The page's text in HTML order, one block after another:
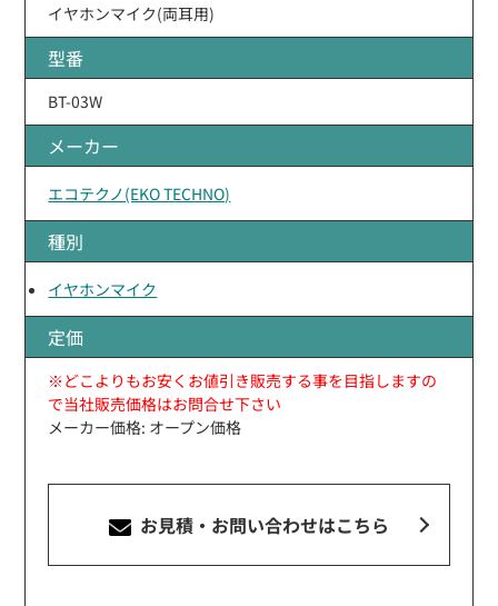
イヤホンマイク(両耳用)
型番
BT-03W
メーカー
エコテクノ(EKO TECHNO)
種別
イヤホンマイク
定価
※どこよりもお安くお値引き販売する事を目指しますの
で当社販売価格はお問合せ下さい
メーカー価格: オープン価格
お見積・お問い合わせはこちら